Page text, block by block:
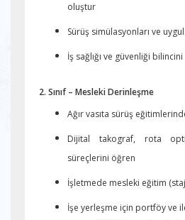
oluştur
Sürüş simülasyonları ve
İş sağlığı ve güvenliği
2. Sınıf – Mesleki Derinleşme
Ağır vasıta sürüş
Dijital takograf, rota
süreçlerini öğren
İşletmede mesleki eğitim
İşe yerleşme için portföy ve